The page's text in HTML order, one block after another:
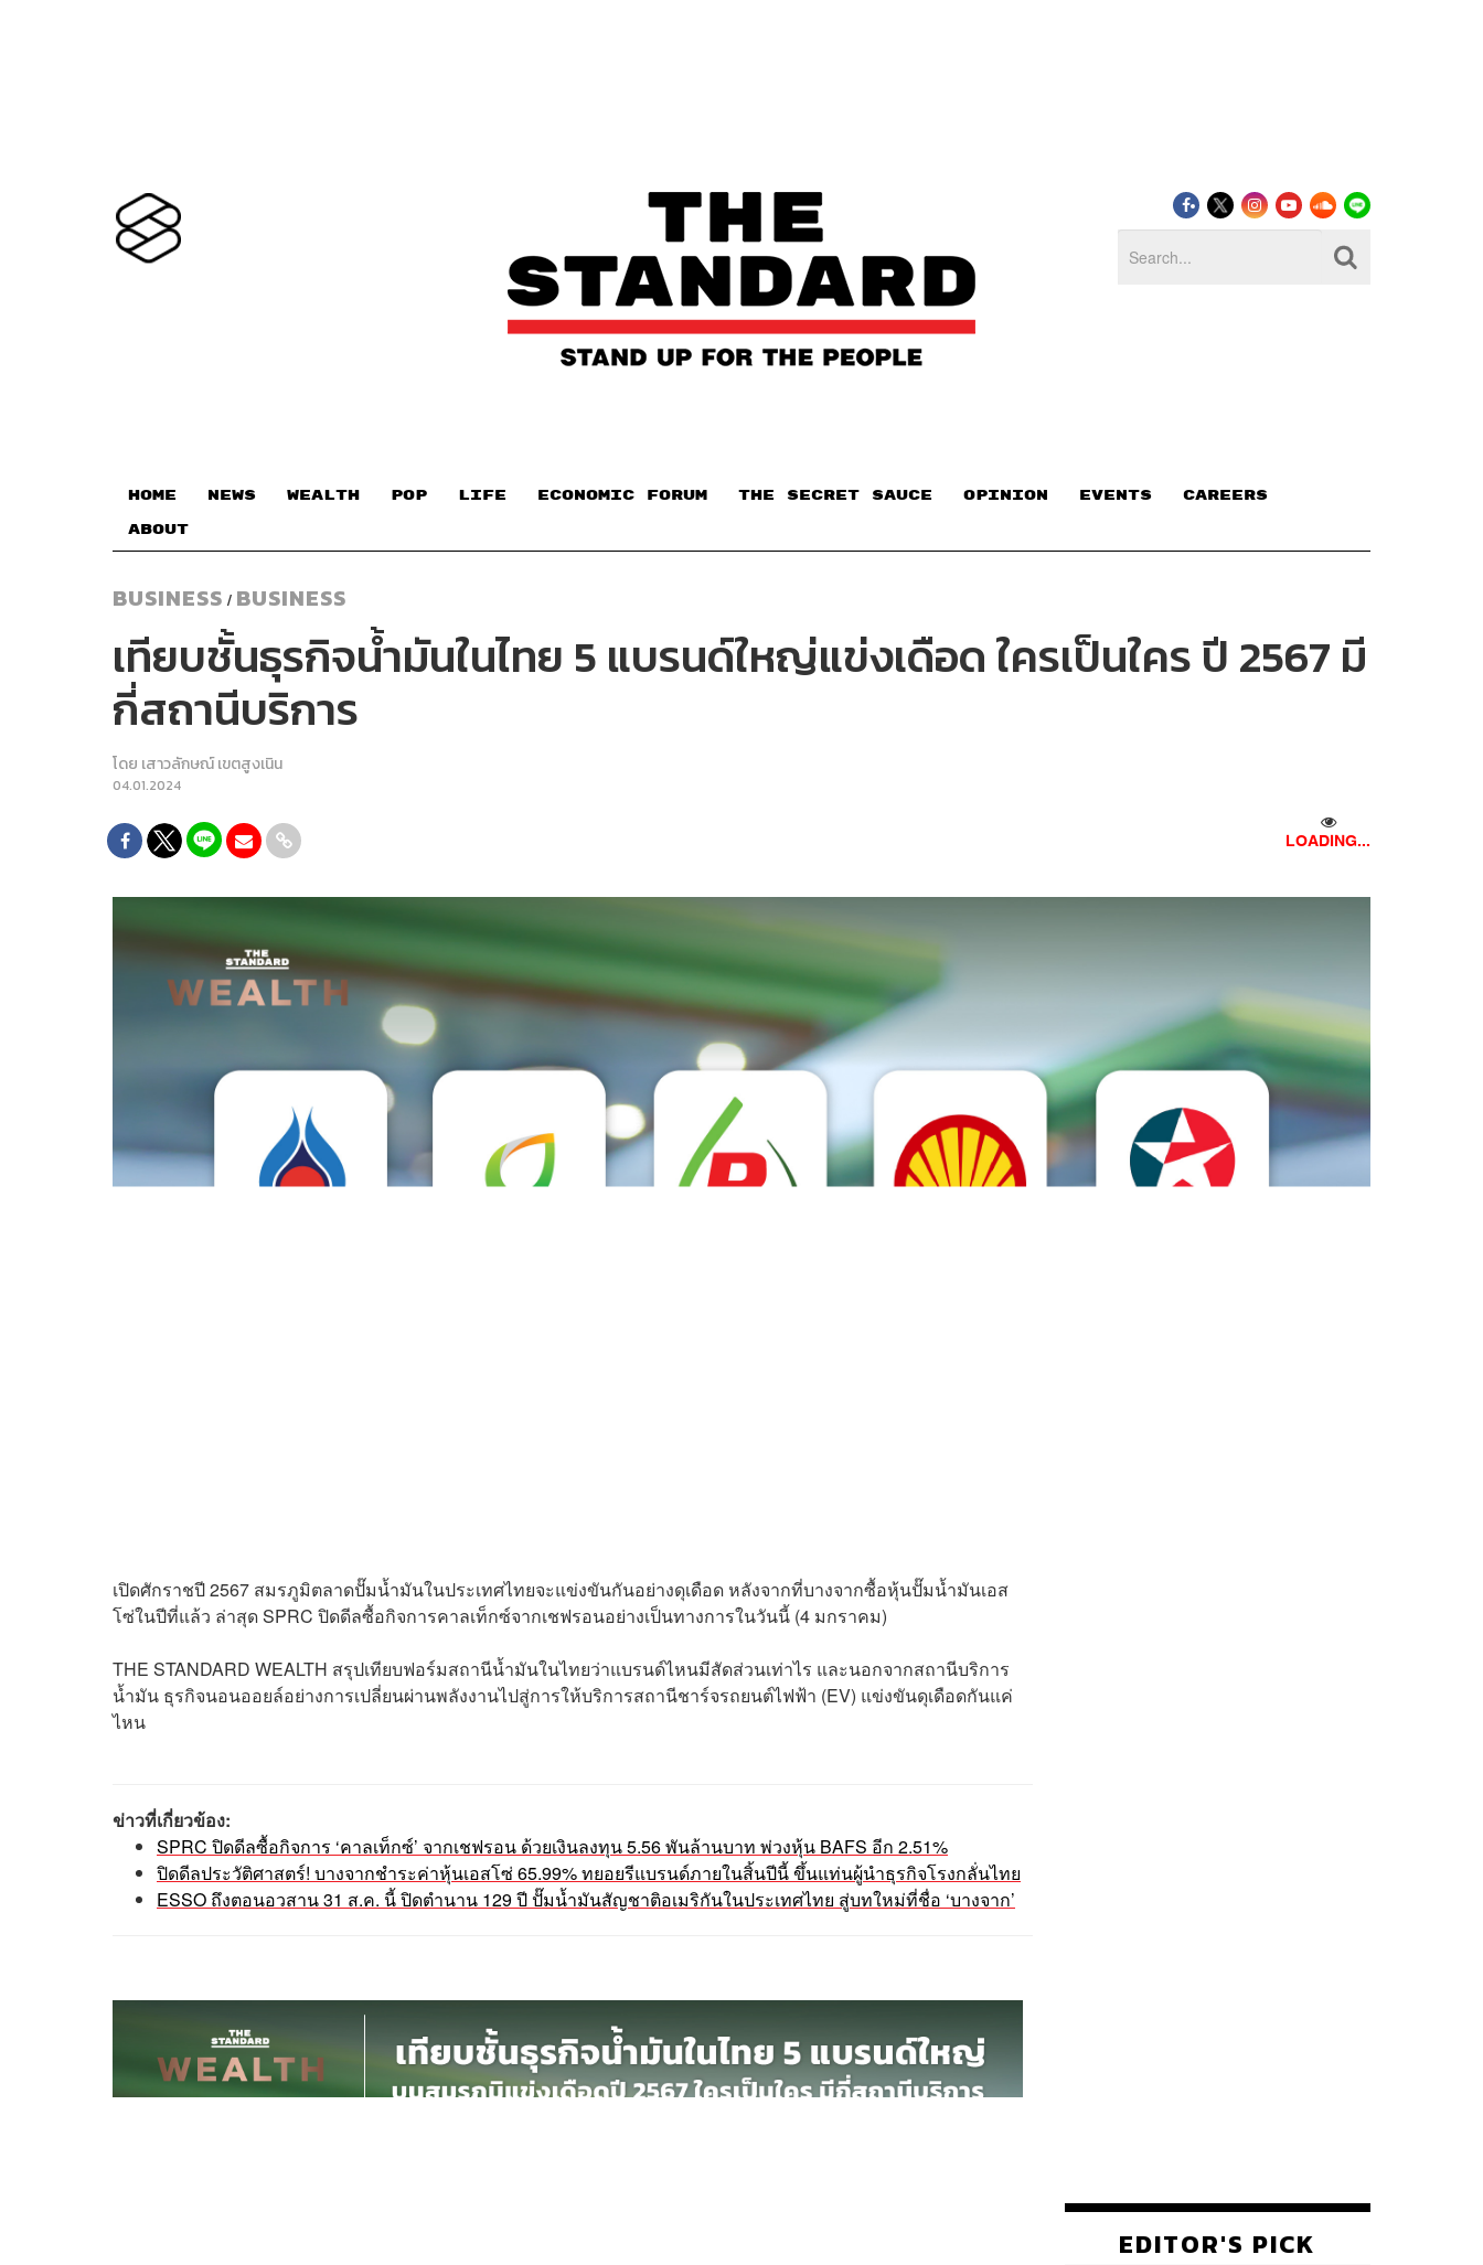
HOME NEWS WEALTH POP LIFE ECONOMIC FORUM THE SECRET SAUCE​ OPINION EVENTS CAREERS
ABOUT
BUSINESS / BUSINESS
เทียบชั้นธุรกิจน้ำมันในไทย 5 แบรนด์ใหญ่แข่งเดือด ใครเป็นใคร ปี 2567 มี
กี่สถานีบริการ
โดย เสาวลักษณ์ เขตสูงเนิน
04.01.2024
LOADING...
เปิดศักราชปี 2567 สมรภูมิตลาดปั๊มน้ำมันในประเทศไทยจะแข่งขันกันอย่างดุเดือด หลังจากที่บางจากซื้อหุ้นปั๊มน้ำมันเอส
โซ่ในปีที่แล้ว ล่าสุด SPRC ปิดดีลซื้อกิจการคาลเท็กซ์จากเชฟรอนอย่างเป็นทางการในวันนี้ (4 มกราคม)
THE STANDARD WEALTH สรุปเทียบฟอร์มสถานีน้ำมันในไทยว่าแบรนด์ไหนมีสัดส่วนเท่าไร และนอกจากสถานีบริการ
น้ำมัน ธุรกิจนอนออยล์อย่างการเปลี่ยนผ่านพลังงานไปสู่การให้บริการสถานีชาร์จรถยนต์ไฟฟ้า (EV) แข่งขันดุเดือดกันแค่
ไหน
ข่าวที่เกี่ยวข้อง:
SPRC ปิดดีลซื้อกิจการ ‘คาลเท็กซ์’ จากเชฟรอน ด้วยเงินลงทุน 5.56 พันล้านบาท พ่วงหุ้น BAFS อีก 2.51%
ปิดดีลประวัติศาสตร์! บางจากชำระค่าหุ้นเอสโซ่ 65.99% ทยอยรีแบรนด์ภายในสิ้นปีนี้ ขึ้นแท่นผู้นำธุรกิจโรงกลั่นไทย
ESSO ถึงตอนอวสาน 31 ส.ค. นี้ ปิดตำนาน 129 ปี ปั๊มน้ำมันสัญชาติอเมริกันในประเทศไทย สู่บทใหม่ที่ชื่อ ‘บางจาก’
EDITOR'S PICK